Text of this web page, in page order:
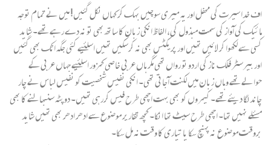
اف خدا سیرت کی محفل اور یہ میری سوچیں بہک کر کہاں نکل گئیں‌! میں نے تمام توجہ
مائیک کی آواز کی سمت مبذول کی، الفاظ انکی زبان کا ساتھ بھی تو نہ دے رہے تھے۔ شاید
کسی سے لکھوا کر لائیں تھیں اور پریکٹس بھی نہ کرسکیں تھیں اسلئیے کئی جگہ اٹک بھی گئیں‌
اور بیرسٹر فلک ناز کی اردو تو رواں تھی مگر ہاں عربی خاصی کمزور اسلئیے جہاں عربی کے
حوالے تھے وہاں زبان میں لکنت آجاتی تھی۔ انکی نفیس شخصیت کو نفیس لباس نے چار
چاند لگا دیئے تھے۔ کیمروں کو بھی بہت اچھی طرح فیس کررہی تھیں۔ دوپٹہ سنبھالنے کا بھی
مسئلے نہیں تھا۔ اچھی طرح سیٹ تھا انکا۔ کچھ تقاریر موضوع سے ادھر ادھر بھی تھیں‌ شاید
بروقت موضوع نہ پہنچ سکا یا تیاری کا وقت نہ مل سکا۔